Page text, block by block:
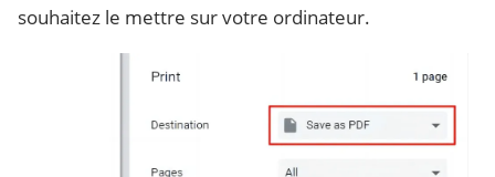
souhaitez le mettre sur votre ordinateur.